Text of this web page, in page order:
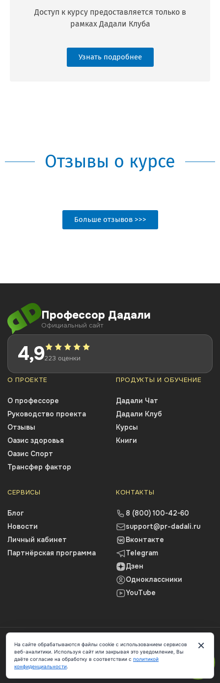
Доступ к курсу предоставляется только в
рамках Дадали Клуба
Узнать подробнее
Отзывы о курсе
Больше отзывов >>>
Профессор Дадали
Официальный сайт
4,9223 оценки
О ПРОЕКТЕ
О профессоре
Руководство проекта
Отзывы
Оазис здоровья
Оазис Спорт
Трансфер фактор
ПРОДУКТЫ И ОБУЧЕНИЕ
Дадали Чат
Дадали Клуб
Курсы
Книги
СЕРВИСЫ
Блог
Новости
Личный кабинет
Партнёрская программа
КОНТАКТЫ
8 (800) 100-42-60
support@pr-dadali.ru
Вконтакте
Telegram
Дзен
Одноклассники
YouTube
ИП Власенко Павел Алексеевич ИНН: 616712391252 ОГРН:
324619600217869
Публичная оферта
×
На сайте обрабатываются файлы cookie с использованием сервисов
веб-аналитики. Используя сайт или закрывая это уведомление, Вы
даёте согласие на обработку в соответствии с политикой
конфиденциальности.